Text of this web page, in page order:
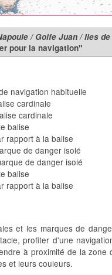
/ Golfe Juan / Iles
pour la navigation"
navigation habituelle
cardinale
cardinale
balise
rapport à la balise
de danger isolé
de danger isolé
balise
rapport à la balise
et les marques de
profiter d'une
à proximité de la zone
et leurs couleurs.